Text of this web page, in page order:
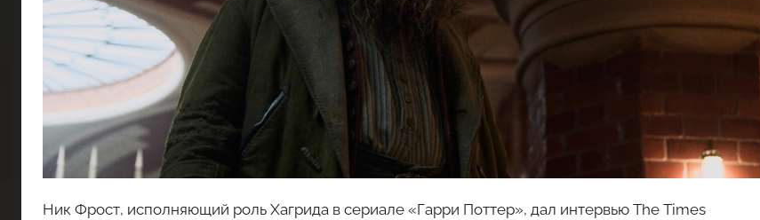
Ник Фрост, исполняющий роль Хагрида в сериале «Гарри Поттер», дал интервью The Times